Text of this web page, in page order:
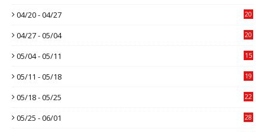
04/20 - 04/27 20
04/27 - 05/04 20
05/04 - 05/11 15
05/11 - 05/18 19
05/18 - 05/25 22
05/25 - 06/01 28